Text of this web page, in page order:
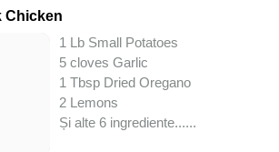
Chicken
1 Lb Small Potatoes
5 cloves Garlic
1 Tbsp Dried Oregano
2 Lemons
Și alte 6 ingrediente......